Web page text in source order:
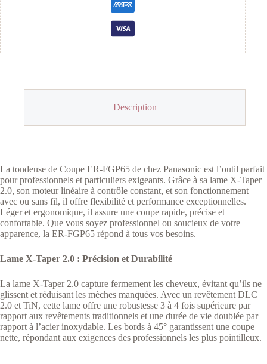
Description
La tondeuse de Coupe ER-FGP65 de chez Panasonic est l’outil parfait
pour professionnels et particuliers exigeants. Grâce à sa lame X-Taper
2.0, son moteur linéaire à contrôle constant, et son fonctionnement
avec ou sans fil, il offre flexibilité et performance exceptionnelles.
Léger et ergonomique, il assure une coupe rapide, précise et
confortable. Que vous soyez professionnel ou soucieux de votre
apparence, la ER-FGP65 répond à tous vos besoins.
Lame X-Taper 2.0 : Précision et Durabilité
La lame X-Taper 2.0 capture fermement les cheveux, évitant qu’ils ne
glissent et réduisant les mèches manquées. Avec un revêtement DLC
2.0 et TiN, cette lame offre une robustesse 3 à 4 fois supérieure par
rapport aux revêtements traditionnels et une durée de vie doublée par
rapport à l’acier inoxydable. Les bords à 45° garantissent une coupe
nette, répondant aux exigences des professionnels les plus pointilleux.